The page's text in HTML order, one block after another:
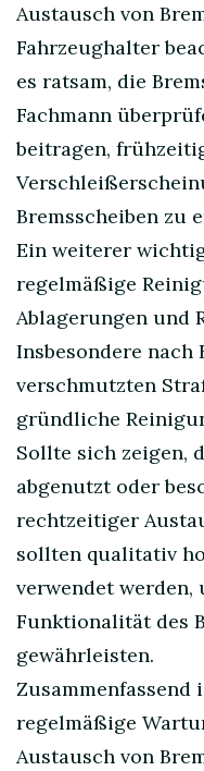
Austausch von
Fahrzeughalter
es ratsam, die
Fachmann
beitragen,
Bremsscheiben zu
Ein weiterer
regelmäßige
Ablagerungen und
Insbesondere
verschmutzten
gründliche
Sollte sich zeigen,
abgenutzt oder
rechtzeitiger
sollten qualitativ
verwendet
Funktionalität des
gewährleisten.
Zusammenfassend
regelmäßige
Austausch von